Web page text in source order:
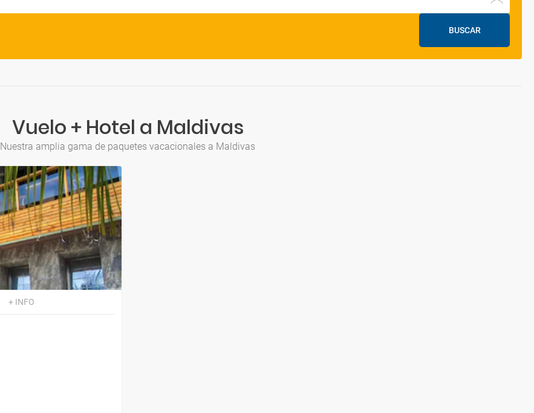
BUSCAR
Vuelo + Hotel a Maldivas
Nuestra amplia gama de paquetes vacacionales a Maldivas
+ INFO